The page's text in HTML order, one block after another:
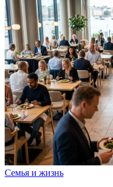
Семья и жизнь